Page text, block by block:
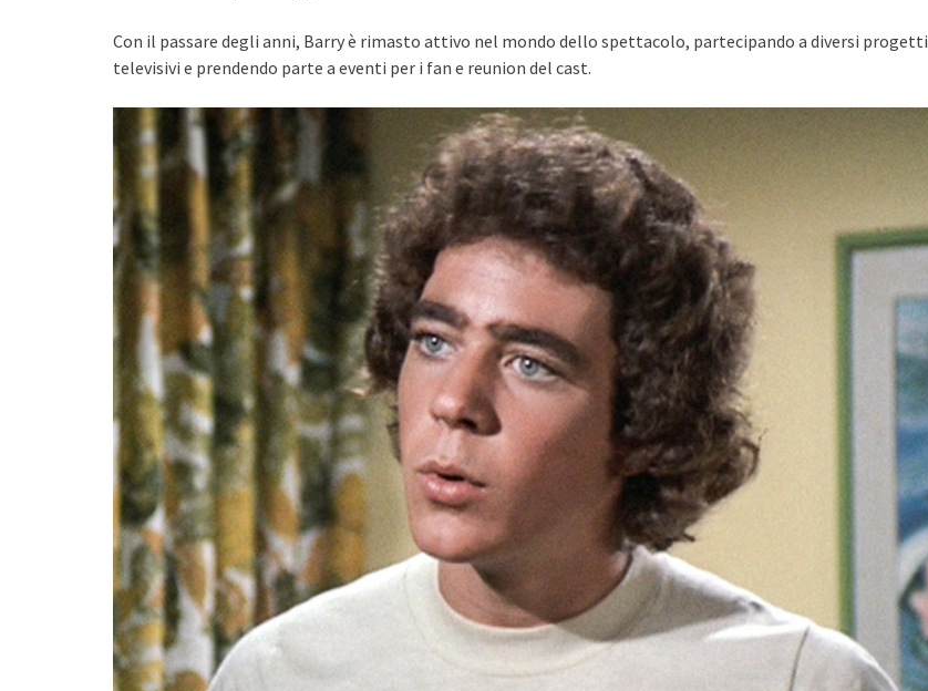
Con il passare degli anni, Barry è rimasto attivo nel mondo dello spettacolo, partecipando a diversi progetti
televisivi e prendendo parte a eventi per i fan e reunion del cast.